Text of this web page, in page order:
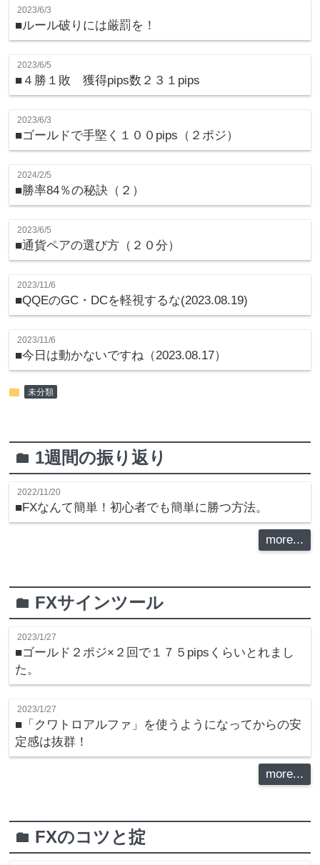
2023/6/3
■ルール破りには厳罰を！
2023/6/5
■４勝１敗 獲得pips数２３１pips
2023/6/3
■ゴールドで手堅く１００pips（２ポジ）
2024/2/5
■勝率84％の秘訣（２）
2023/6/5
■通貨ペアの選び方（２０分）
2023/11/6
■QQEのGC・DCを軽視するな(2023.08.19)
2023/11/6
■今日は動かないですね（2023.08.17）
folder 未分類
folder 1週間の振り返り
2022/11/20
■FXなんて簡単！初心者でも簡単に勝つ方法。
more...
folder FXサインツール
2023/1/27
■ゴールド２ポジ×２回で１７５pipsくらいとれまし
た。
2023/1/27
■「クワトロアルファ」を使うようになってからの安
定感は抜群！
more...
folder FXのコツと掟